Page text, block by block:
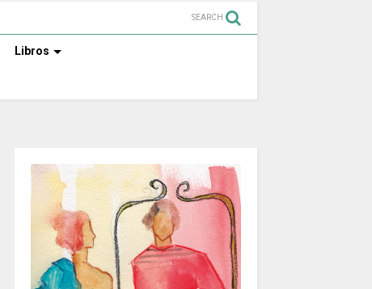
SEARCH
Libros